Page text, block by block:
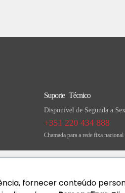
Suporte Técnico
Disponível de Segunda a
+351 220 434 888
Chamada para a rede fixa nacional
fornecer conteúdo